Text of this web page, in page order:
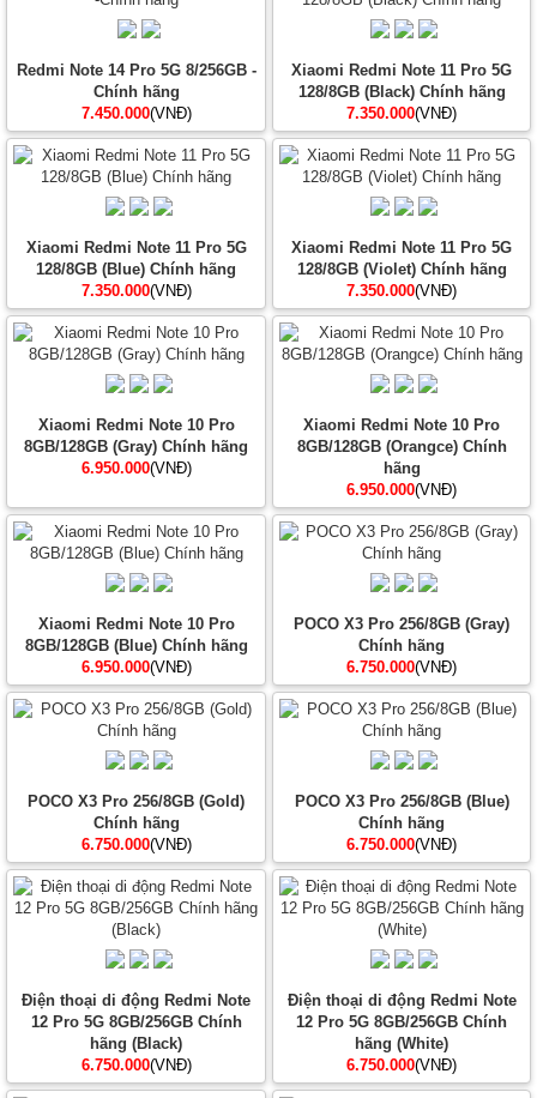
Redmi Note 14 Pro 5G 8/256GB -
Chính hãng
7.450.000(VNĐ)
Xiaomi Redmi Note 11 Pro 5G
128/8GB (Black) Chính hãng
7.350.000(VNĐ)
Xiaomi Redmi Note 11 Pro 5G
128/8GB (Blue) Chính hãng
7.350.000(VNĐ)
Xiaomi Redmi Note 11 Pro 5G
128/8GB (Violet) Chính hãng
7.350.000(VNĐ)
Xiaomi Redmi Note 10 Pro
8GB/128GB (Gray) Chính hãng
6.950.000(VNĐ)
Xiaomi Redmi Note 10 Pro
8GB/128GB (Orangce) Chính
hãng
6.950.000(VNĐ)
Xiaomi Redmi Note 10 Pro
8GB/128GB (Blue) Chính hãng
6.950.000(VNĐ)
POCO X3 Pro 256/8GB (Gray)
Chính hãng
6.750.000(VNĐ)
POCO X3 Pro 256/8GB (Gold)
Chính hãng
6.750.000(VNĐ)
POCO X3 Pro 256/8GB (Blue)
Chính hãng
6.750.000(VNĐ)
Điện thoại di động Redmi Note
12 Pro 5G 8GB/256GB Chính
hãng (Black)
6.750.000(VNĐ)
Điện thoại di động Redmi Note
12 Pro 5G 8GB/256GB Chính
hãng (White)
6.750.000(VNĐ)